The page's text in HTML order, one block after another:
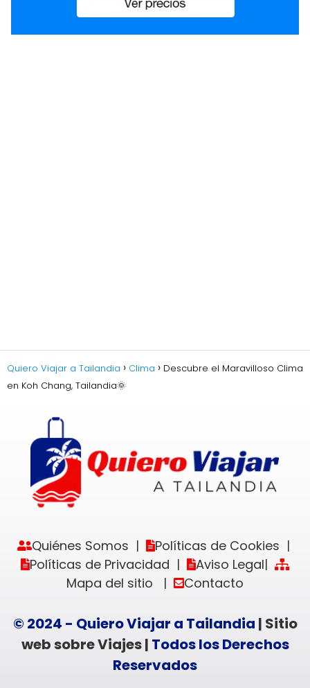
Quiero Viajar a Tailandia Clima
Descubre el Maravilloso Clima
en Koh Chang, Tailandia🌞
Quiénes Somos | Políticas de Cookies |
Políticas de Privacidad | Aviso Legal|
Mapa del sitio | Contacto
© 2024 - Quiero Viajar a Tailandia | Sitio
web sobre Viajes | Todos los Derechos
Reservados